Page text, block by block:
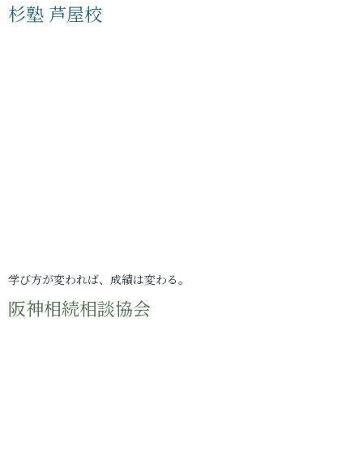
杉塾 芦屋校
学び方が変われば、成績は変わる。
阪神相続相談協会